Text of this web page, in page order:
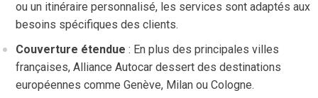
ou un itinéraire personnalisé, les services sont adaptés aux
besoins spécifiques des clients.
Couverture étendue : En plus des principales villes
françaises, Alliance Autocar dessert des destinations
européennes comme Genève, Milan ou Cologne.